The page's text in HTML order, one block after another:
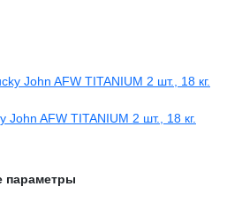
John AFW TITANIUM 2 шт., 18 кг.
параметры